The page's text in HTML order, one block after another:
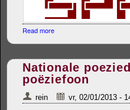
Read more
Nationale
poëziefoon
rein vr, 02/01/2013 -